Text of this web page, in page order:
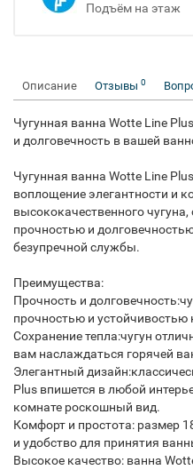
Подъём на этаж
Описание Отзывы 0
Чугунная ванна Wotte Line
и долговечность в вашей
Чугунная ванна Wotte Line
воплощение элегантности и
высококачественного
прочностью и
безупречной службы.
Преимущества:
Прочность и
прочностью и
Сохранение тепла:чугун
вам наслаждаться горячей
Элегантный
Plus впишется в любой
комнате роскошный вид.
Комфорт и простота: размер
и удобство для принятия
Высокое качество: ванна